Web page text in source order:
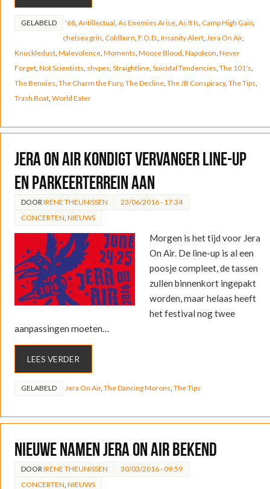
GELABELD '68, Antillectual As Enemies Arise, As It Is Camp High Gain
chelsea grin Coldburn F.O.D. Insanity Alert, Jera On Air,
Knuckledust, Malevolence, Moments Moose Blood Napoleon Never
Forget, Not Scientists shvpes Straightline, Suicidal Tendencies The 101's
The Bennies The Charm the Fury, The Decline, The JB Conspiracy, The Tips
Trash Boat, World Eater
Jera On Air kondigt vervanger line-up
en parkeerterrein aan
DOOR IRENE THEUNISSEN
23/06/2016 - 17:34
CONCERTEN NIEUWS
Morgen is het tijd voor Jera
On Air. De line-up is al een
poosje compleet, de tassen
zullen binnenkort ingepakt
worden, maar helaas heeft
het festival nog twee
aanpassingen moeten…
LEES VERDER
GELABELD Jera On Air, The Dancing Morons The Tips
Nieuwe namen Jera On Air bekend
DOOR IRENE THEUNISSEN
30/03/2016 - 09:59
CONCERTEN NIEUWS